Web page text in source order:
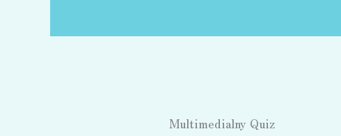
Multimedialny Quiz